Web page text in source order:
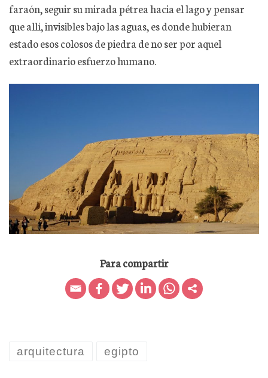
faraón, seguir su mirada pétrea hacia el lago y pensar
que allí, invisibles bajo las aguas, es donde hubieran
estado esos colosos de piedra de no ser por aquel
extraordinario esfuerzo humano.
Para compartir
arquitectura egipto